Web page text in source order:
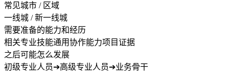
常见城市 / 区域
一线城 / 新一线城
需要准备的能力和经历
相关专业技能通用协作能力项目证据
之后可能怎么发展
初级专业人员➔高级专业人员➔业务骨干